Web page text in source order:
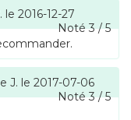
le 2016-12-27
Noté3/5
J. le 2017-07-06
Noté3/5